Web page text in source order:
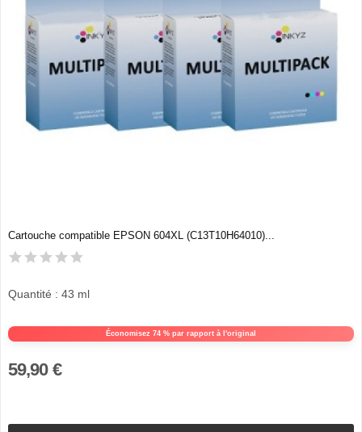
Cartouche compatible EPSON 604XL (C13T10H64010)...
Économisez 74 % par rapport à l'original
Quantité : 43 ml
59,90 €